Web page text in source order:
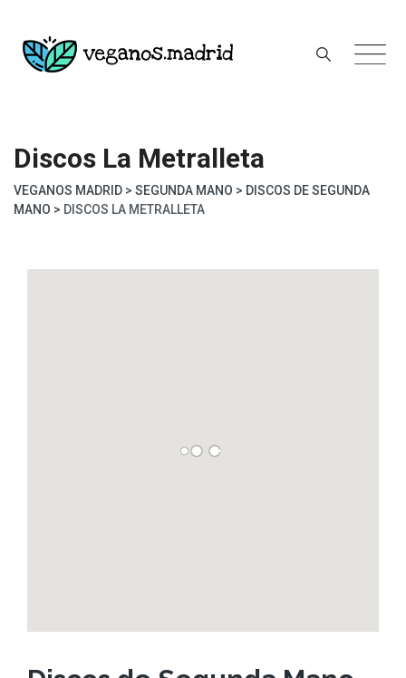
content
Discos La Metralleta
VEGANOS MADRID > SEGUNDA MANO > DISCOS DE SEGUNDA
MANO > DISCOS LA METRALLETA